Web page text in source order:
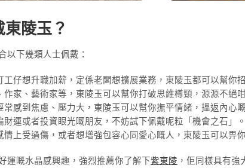
陵玉？
以下幾類人士佩戴：
工仔想升職加薪，定係老闆想擴展業務，東陵玉都可以幫你
作家、藝術家等，東陵玉可以幫你打破思維樽頸，源源不絕
常感到焦慮、壓力大，東陵玉可以幫你撫平情緒，搵返內心
財運或者投資眼光嘅朋友，不妨試下佩戴呢粒「機會之石」。
情上受過傷，或者想增強包容心同愛心嘅人，東陵玉可以畀
運嘅水晶感興趣，強烈推薦你了解下紫東陵 ，佢同樣具有